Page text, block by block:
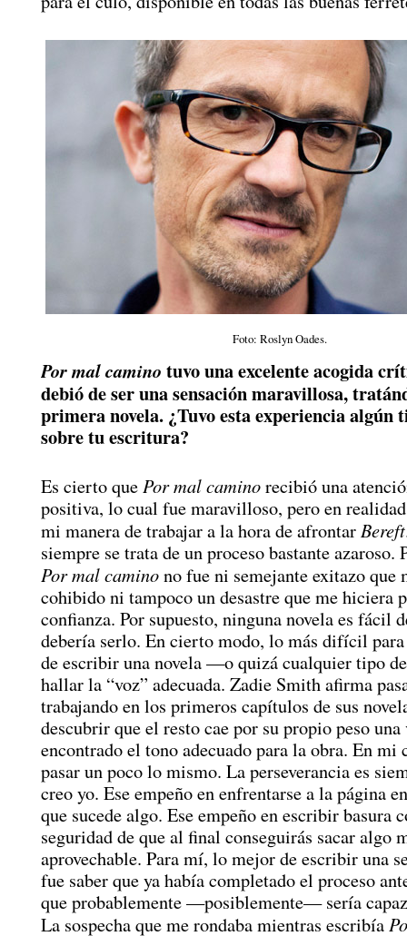
Foto: Roslyn Oades.
Por mal camino tuvo una excelente acogida
debió de ser una sensación maravillosa,
primera novela. ¿Tuvo esta experiencia algún
sobre tu escritura?
Es cierto que Por mal caminorecibió una
positiva, lo cual fue maravilloso, pero en
mi manera de trabajar a la hora de afrontar Bereft
siempre se trata de un proceso bastante azaroso.
Por mal caminono fue ni semejante exitazo que
cohibido ni tampoco un desastre que me hiciera
confianza. Por supuesto, ninguna novela es fácil
debería serlo. En cierto modo, lo más difícil
de escribir una novela —o quizá cualquier tipo
hallar la “voz” adecuada. Zadie Smith afirma
trabajando en los primeros capítulos de sus
descubrir que el resto cae por su propio peso una
encontrado el tono adecuado para la obra. En mi
pasar un poco lo mismo. La perseverancia es
creo yo. Ese empeño en enfrentarse a la página
que sucede algo. Ese empeño en escribir basura
seguridad de que al final conseguirás sacar algo
aprovechable. Para mí, lo mejor de escribir una
fue saber que ya había completado el proceso
que probablemente —posiblemente— sería
La sospecha que me rondaba mientras escribía